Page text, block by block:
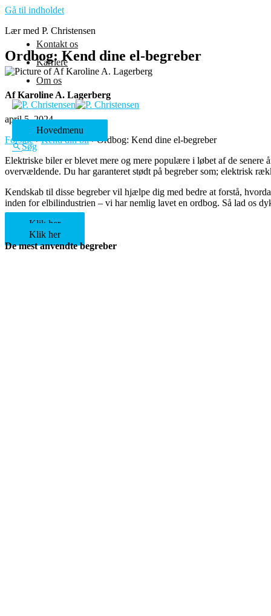
Gå til indholdet
Kontakt os
Karriere
Om os
Hovedmenu
Søg
Lær med P. Christensen
Ordbog: Kend dine el-begreber
Af Karoline A. Lagerberg
april 5, 2024
Forside › Kend din bil › Ordbog: Kend dine el-begreber
Elektriske biler er blevet mere og mere populære i løbet af de senere
overvældende. Du har garanteret stødt på begreber som; elektrisk
Kendskab til disse begreber vil hjælpe dig med bedre at forstå,
inden for elbilindustrien – vi har nemlig lavet en ordbog. Så lad os
Klik her
Klik her
De mest anvendte begreber